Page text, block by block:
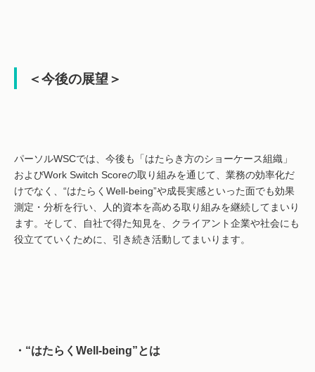
＜今後の展望＞
パーソルWSCでは、今後も「はたらき方のショーケース組織」
およびWork Switch Scoreの取り組みを通じて、業務の効率化だ
けでなく、“はたらくWell-being”や成長実感といった面でも効果
測定・分析を行い、人的資本を高める取り組みを継続してまいり
ます。そして、自社で得た知見を、クライアント企業や社会にも
役立てていくために、引き続き活動してまいります。
・“はたらくWell-being”とは